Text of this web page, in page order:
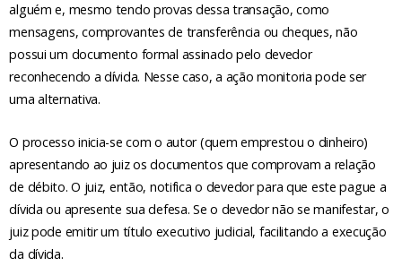
alguém e, mesmo tendo provas dessa transação, como
mensagens, comprovantes de transferência ou cheques, não
possui um documento formal assinado pelo devedor
reconhecendo a dívida. Nesse caso, a ação monitoria pode ser
uma alternativa.
O processo inicia-se com o autor (quem emprestou o dinheiro)
apresentando ao juiz os documentos que comprovam a relação
de débito. O juiz, então, notifica o devedor para que este pague a
dívida ou apresente sua defesa. Se o devedor não se manifestar, o
juiz pode emitir um título executivo judicial, facilitando a execução
da dívida.